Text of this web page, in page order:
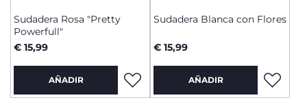
Sudadera Rosa "Pretty
Powerfull"
€ 15,99
AÑADIR
Sudadera Blanca con Flores
€ 15,99
AÑADIR